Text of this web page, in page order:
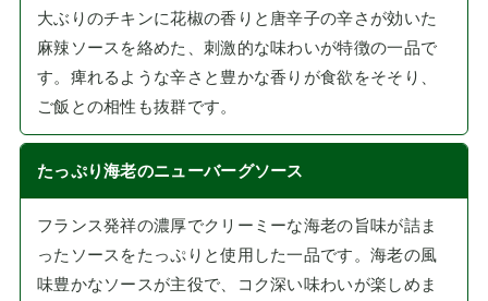
大ぶりのチキンに花椒の香りと唐辛子の辛さが効いた
麻辣ソースを絡めた、刺激的な味わいが特徴の一品で
す。痺れるような辛さと豊かな香りが食欲をそそり、
ご飯との相性も抜群です。
たっぷり海老のニューバーグソース
フランス発祥の濃厚でクリーミーな海老の旨味が詰ま
ったソースをたっぷりと使用した一品です。海老の風
味豊かなソースが主役で、コク深い味わいが楽しめま